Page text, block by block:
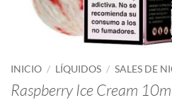
INICIO / LÍQUIDOS / SALES DE
Raspberry Ice Cream